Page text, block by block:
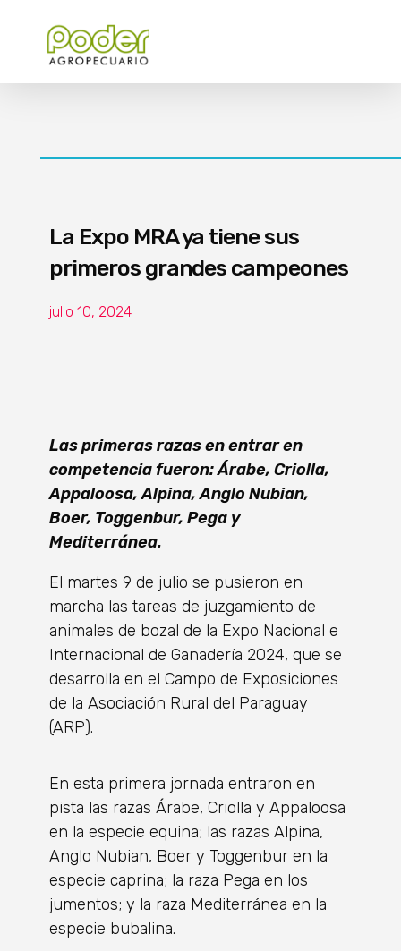
La Expo MRA ya tiene sus
primeros grandes campeones
julio 10, 2024
Las primeras razas en entrar en
competencia fueron: Árabe, Criolla,
Appaloosa, Alpina, Anglo Nubian,
Boer, Toggenbur, Pega y
Mediterránea.
El martes 9 de julio se pusieron en
marcha las tareas de juzgamiento de
animales de bozal de la Expo Nacional e
Internacional de Ganadería 2024, que se
desarrolla en el Campo de Exposiciones
de la Asociación Rural del Paraguay
(ARP).
En esta primera jornada entraron en
pista las razas Árabe, Criolla y Appaloosa
en la especie equina; las razas Alpina,
Anglo Nubian, Boer y Toggenbur en la
especie caprina; la raza Pega en los
jumentos; y la raza Mediterránea en la
especie bubalina.